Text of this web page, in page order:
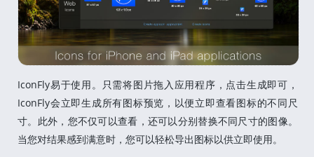
IconFly易于使用。只需将图片拖入应用程序，点击生成即可，
IconFly会立即生成所有图标预览，以便立即查看图标的不同尺
寸。此外，您不仅可以查看，还可以分别替换不同尺寸的图像。
当您对结果感到满意时，您可以轻松导出图标以供立即使用。